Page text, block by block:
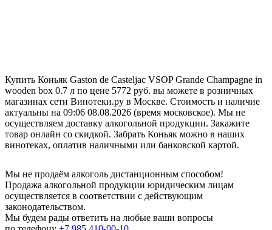
Купить Коньяк Gaston de Casteljac VSOP Grande Champagne in
wooden box 0.7 л по цене 5772 руб. вы можете в розничных
магазинах сети Винотеки.ру в Москве. Стоимость и наличие
актуальны на 09:06 08.08.2026 (время московское). Мы не
осуществляем доставку алкогольной продукции. Закажите
товар онлайн со скидкой. Забрать Коньяк можно в наших
винотеках, оплатив наличными или банковской картой.
Мы не продаём алкоголь дистанционным способом!
Продажа алкогольной продукции юридическим лицам
осуществляется в соответствии с действующим
законодательством.
Мы будем рады ответить на любые ваши вопросы